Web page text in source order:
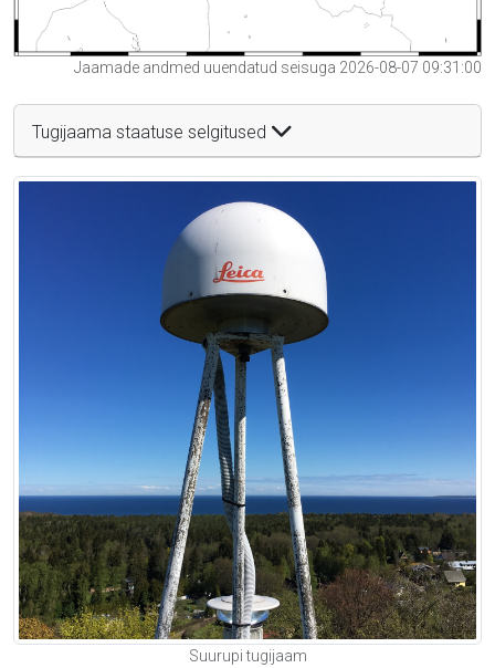
Jaamade andmed uuendatud seisuga 2026-08-07 09:31:00
Tugijaama staatuse selgitused
Suurupi tugijaam